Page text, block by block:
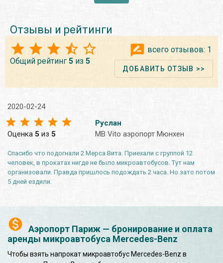
Аэропорт Париж — бронирование и оплата
аренды микроавтобуса Mercedes-Benz
Чтобы взять напрокат микроавтобус Mercedes-Benz в
Отзывы и рейтинги
Общий рейтинг 5 из 5
всего отзывов: 1
ДОБАВИТЬ ОТЗЫВ >>
2020-02-24
Оценка 5 из 5
Руслан
MB Vito аэропорт Мюнхен
Спасибо что подогнали 2 Мерса Вита. Приехали с группой 12
человек, в прокатах нигде не было микроавтобусов. Тут нам
организовали. Правда пришлось подождать 2 часа. Но зато потом
5 дней ездили.